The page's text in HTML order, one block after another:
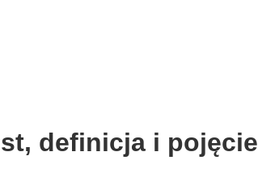
definicja i pojęcie